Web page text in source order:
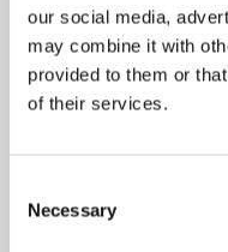
our social media,
may combine it with
provided to them or
of their services.
Selection
Necessary
for at beskytte
Medlemmer der ønsker
på de reserverede tider